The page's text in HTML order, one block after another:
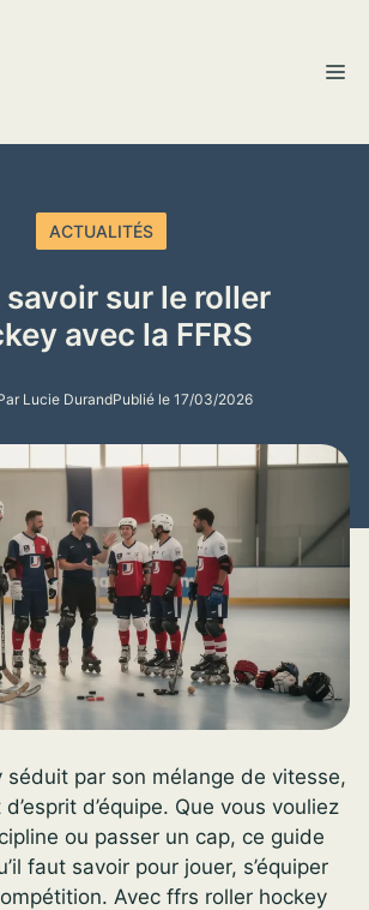
ACTUALITÉS
savoir sur le roller
avec la FFRS
Lucie DurandPublié le 17/03/2026
séduit par son mélange de vitesse,
d’équipe. Que vous vouliez
ou passer un cap, ce guide
faut savoir pour jouer, s’équiper
Avec ffrs roller hockey